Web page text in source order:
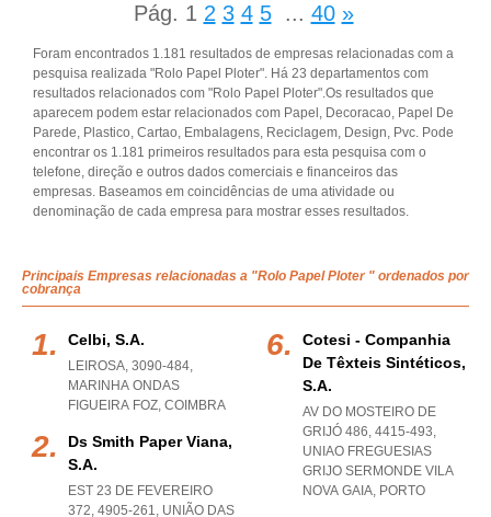
Pág. 1 2 3 4 5 ... 40 »
Foram encontrados 1.181 resultados de empresas relacionadas com a
pesquisa realizada "Rolo Papel Ploter". Há 23 departamentos com
resultados relacionados com "Rolo Papel Ploter".Os resultados que
aparecem podem estar relacionados com Papel, Decoracao, Papel De
Parede, Plastico, Cartao, Embalagens, Reciclagem, Design, Pvc. Pode
encontrar os 1.181 primeiros resultados para esta pesquisa com o
telefone, direção e outros dados comerciais e financeiros das
empresas. Baseamos em coincidências de uma atividade ou
denominação de cada empresa para mostrar esses resultados.
Principais Empresas relacionadas a "Rolo Papel Ploter " ordenados por
cobrança
Celbi, S.a.
LEIROSA, 3090-484,
MARINHA ONDAS
FIGUEIRA FOZ, COIMBRA
Ds Smith Paper Viana,
S.a.
EST 23 DE FEVEREIRO
372, 4905-261, UNIÃO DAS
Cotesi - Companhia
De Têxteis Sintéticos,
S.a.
AV DO MOSTEIRO DE
GRIJÓ 486, 4415-493,
UNIAO FREGUESIAS
GRIJO SERMONDE VILA
NOVA GAIA, PORTO